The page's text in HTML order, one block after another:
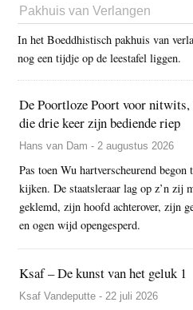
Pakhuis van Verlangen
In het Boeddhistisch pakhuis van
nog een tijdje op de leestafel liggen.
De Poortloze Poort voor nitwits,
die drie keer zijn bediende riep
Hans van Dam - 2 augustus 2026
Pas toen Wu hartverscheurend begon
kijken. De staatsleraar lag op z’n zij
geklemd, zijn hoofd achterover, zijn
en ogen wijd opengesperd.
Ksaf – De kunst van het geluk 1
Ksaf Vandeputte - 22 juli 2026